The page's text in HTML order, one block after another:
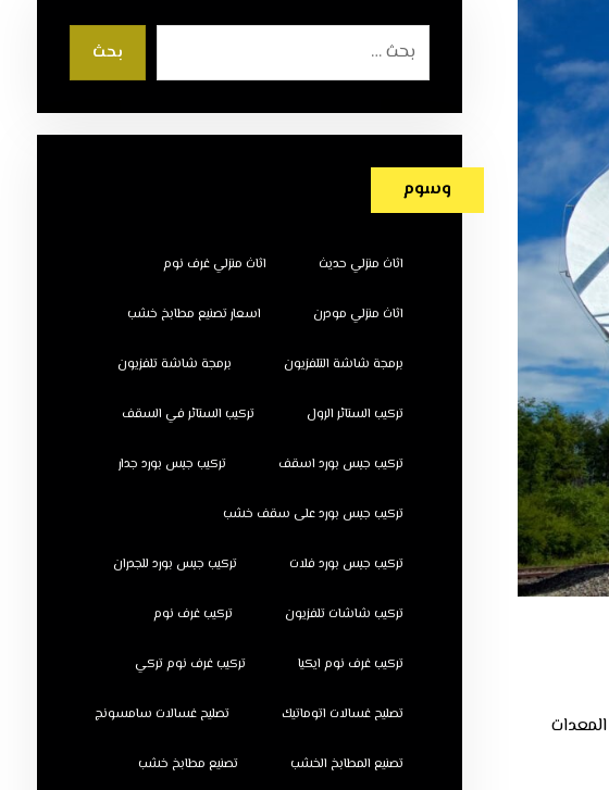
بحث
وسوم
اثاث منزلي حديث اثاث منزلي غرف نوم
اثاث منزلي مودرن اسعار تصنيع مطابخ خشب
برمجة شاشة التلفزيون برمجة شاشة تلفزيون
تركيب الستائر الرول تركيب الستائر في السقف
تركيب جبس بورد اسقف تركيب جبس بورد جدار
تركيب جبس بورد على سقف خشب
تركيب جبس بورد فلات تركيب جبس بورد للجدران
تركيب شاشات تلفزيون تركيب غرف نوم
تركيب غرف نوم ايكيا تركيب غرف نوم تركي
تصليح غسالات اتوماتيك تصليح غسالات سامسونج
تصنيع المطابخ الخشب تصنيع مطابخ خشب